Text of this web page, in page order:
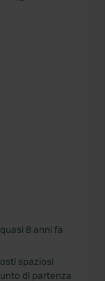
quasi 8 anni fa
spaziosi
di partenza